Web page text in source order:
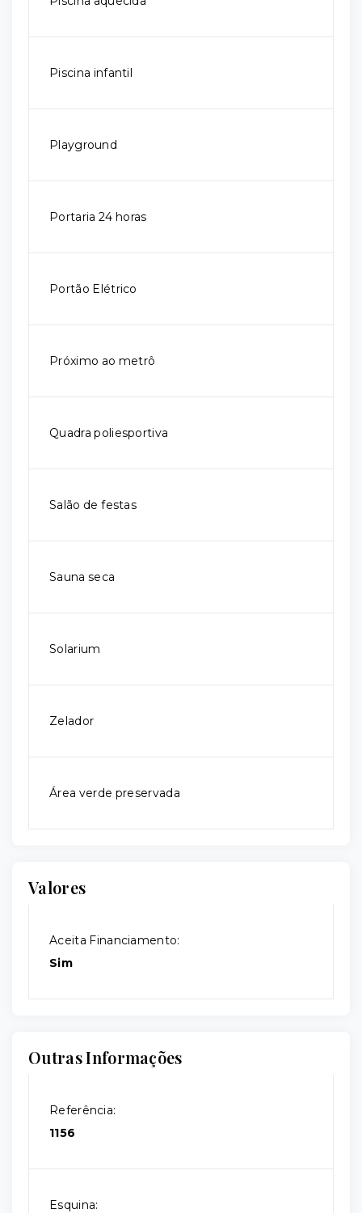
Piscina infantil
Playground
Portaria 24 horas
Portão Elétrico
Próximo ao metrô
Quadra poliesportiva
Salão de festas
Sauna seca
Solarium
Zelador
Área verde preservada
Valores
Aceita Financiamento:
Sim
Outras Informações
Referência:
1156
Esquina: